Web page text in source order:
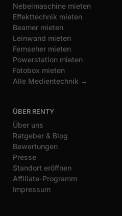
Nebelmaschine mieten
Effekttechnik mieten
Beamer mieten
Leinwand mieten
Fernseher mieten
Powerstation mieten
Fotobox mieten
Alle Medientechnik →
ÜBER RENTY
Über uns
Ratgeber & Blog
Bewertungen
Presse
Standort eröffnen
Affiliate-Programm
Impressum